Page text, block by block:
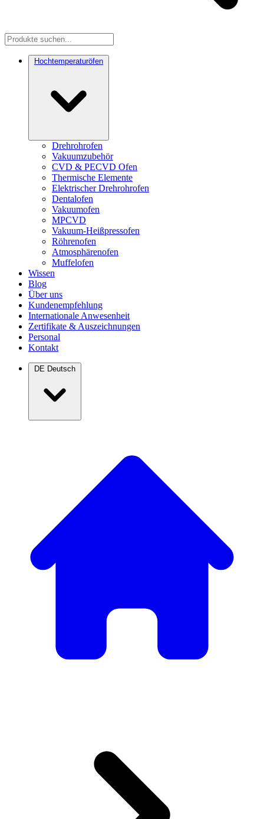
Hochtemperaturöfen
Drehrohrofen
Vakuumzubehör
CVD & PECVD Ofen
Thermische Elemente
Elektrischer Drehrohrofen
Dentalofen
Vakuumofen
MPCVD
Vakuum-Heißpressofen
Röhrenofen
Atmosphärenofen
Muffelofen
Wissen
Blog
Über uns
Kundenempfehlung
Internationale Anwesenheit
Zertifikate & Auszeichnungen
Personal
Kontakt
DE Deutsch